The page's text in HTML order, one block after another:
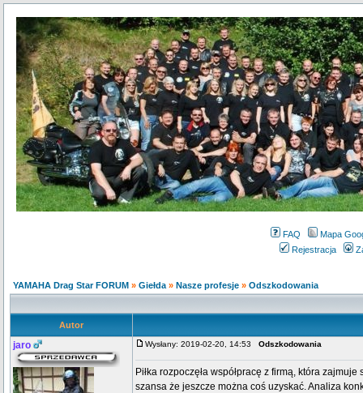
FAQ
Mapa
Rejestracja
YAMAHA Drag Star FORUM » Giełda » Nasze profesje » Odszkodowania
Autor
jaro Wysłany: 2019-02-20, 14:53 Odszkodowania
Piłka rozpoczęła współpracę z firmą, która
szansa że jeszcze można coś uzyskać. Analiza